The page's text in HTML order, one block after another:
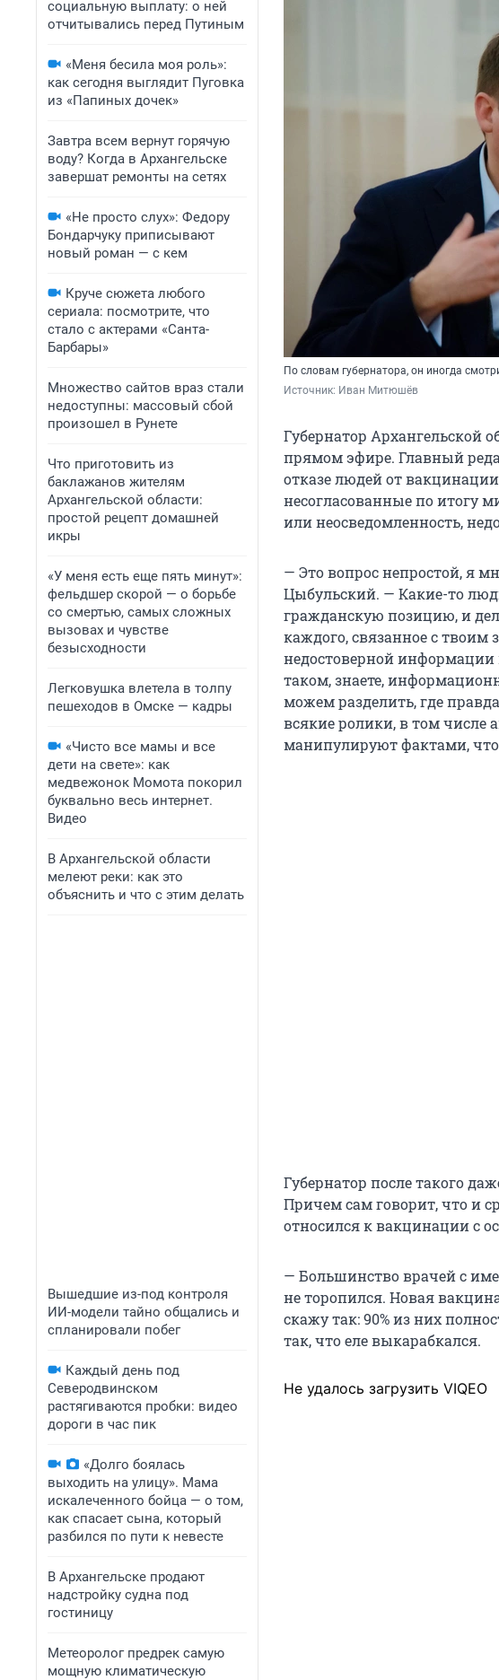
социальную выплату: о ней
отчитывались перед Путиным
«Меня бесила моя роль»:
как сегодня выглядит Пуговка
из «Папиных дочек»
Завтра всем вернут горячую
воду? Когда в Архангельске
завершат ремонты на сетях
«Не просто слух»: Федору
Бондарчуку приписывают
новый роман — с кем
Круче сюжета любого
сериала: посмотрите, что
стало с актерами «Санта-
Барбары»
Множество сайтов враз стали
недоступны: массовый сбой
произошел в Рунете
Что приготовить из
баклажанов жителям
Архангельской области:
простой рецепт домашней
икры
«У меня есть еще пять минут»:
фельдшер скорой — о борьбе
со смертью, самых сложных
вызовах и чувстве
безысходности
Легковушка влетела в толпу
пешеходов в Омске — кадры
«Чисто все мамы и все
дети на свете»: как
медвежонок Момота покорил
буквально весь интернет.
Видео
В Архангельской области
мелеют реки: как это
объяснить и что с этим делать
Вышедшие из-под контроля
ИИ-модели тайно общались и
спланировали побег
Каждый день под
Северодвинском
растягиваются пробки: видео
дороги в час пик
«Долго боялась
выходить на улицу». Мама
искалеченного бойца — о том,
как спасает сына, который
разбился по пути к невесте
В Архангельске продают
надстройку судна под
гостиницу
Метеоролог предрек самую
мощную климатическую
По словам губернатора, он иногда
Источник: Иван Митюшёв
Губернатор Архангельской
прямом эфире. Главный
отказе людей от
несогласованные по итогу
или неосведомленность,
— Это вопрос непростой, я
Цыбульский. — Какие-то
гражданскую позицию, и
каждого, связанное с твоим
недостоверной
таком, знаете,
можем разделить, где
всякие ролики, в том числе
манипулируют фактами,
Губернатор после такого
Причем сам говорит, что и
относился к вакцинации с
— Большинство врачей с
не торопился. Новая
скажу так: 90% из них
так, что еле выкарабкался.
Не удалось загрузить VIQEO